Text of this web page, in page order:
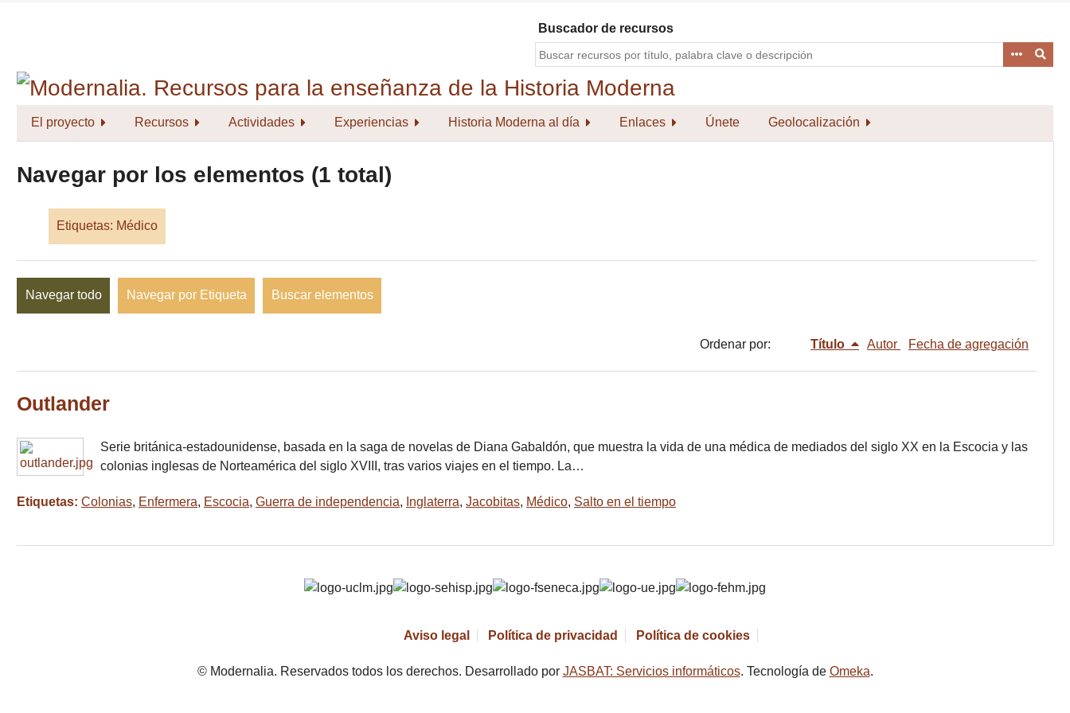
Buscador de recursos
El proyecto Recursos Actividades Experiencias Historia Moderna al día Enlaces Únete Geolocalización
Navegar por los elementos (1 total)
Etiquetas: Médico
Navegar todo Navegar por Etiqueta Buscar elementos
Ordenar por: Título Autor Fecha de agregación
Outlander
Serie británica-estadounidense, basada en la saga de novelas de Diana Gabaldón, que muestra la vida de una médica de mediados del siglo XX en la Escocia y las
colonias inglesas de Norteamérica del siglo XVIII, tras varios viajes en el tiempo. La…
Etiquetas: Colonias, Enfermera, Escocia, Guerra de independencia, Inglaterra, Jacobitas, Médico, Salto en el tiempo
Aviso legal Política de privacidad Política de cookies
© Modernalia. Reservados todos los derechos. Desarrollado por JASBAT: Servicios informáticos. Tecnología de Omeka.